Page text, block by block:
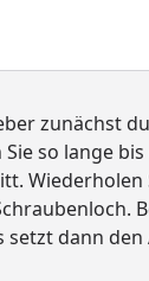
zunächst
so lange
Wiederholen
setzt dann